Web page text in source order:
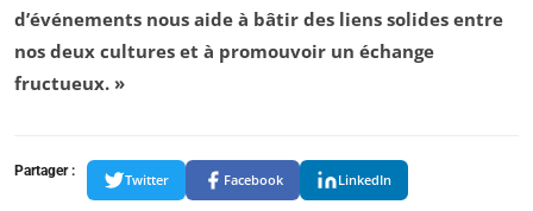
d’événements nous aide à bâtir des liens solides entre
nos deux cultures et à promouvoir un échange
fructueux. »
Partager :
Twitter Facebook LinkedIn